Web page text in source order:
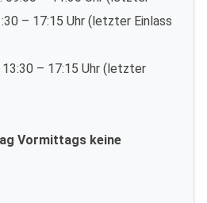
– 17:15 Uhr (letzter Einlass
– 17:15 Uhr (letzter
Vormittags keine